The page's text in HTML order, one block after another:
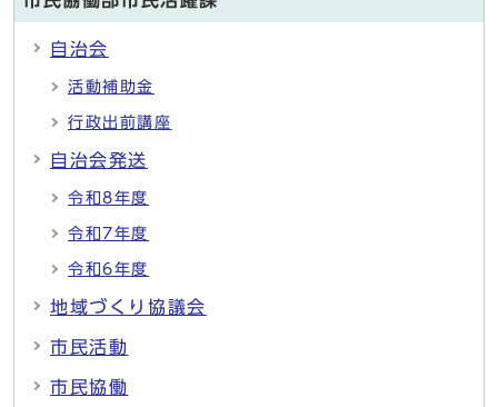
自治会
活動補助金
行政出前講座
自治会発送
令和8年度
令和7年度
令和6年度
地域づくり協議会
市民活動
市民協働